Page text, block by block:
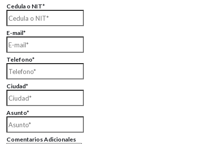
Cedula o NIT*
E-mail*
Telefono*
Ciudad*
Asunto*
Comentarios Adicionales